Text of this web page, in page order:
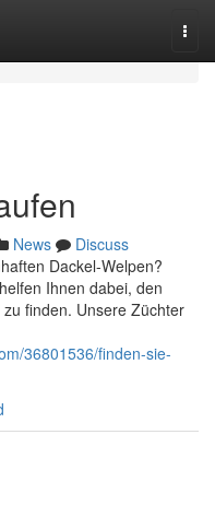
News
Discuss
Dackel-Welpen?
Ihnen dabei, den
finden. Unsere Züchter
36801536/finden-sie-